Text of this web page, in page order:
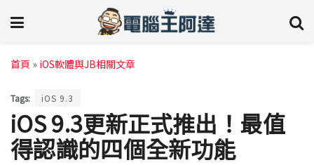
首頁 » iOS軟體與JB相關文章
Tags: iOS 9.3
iOS 9.3更新正式推出！最值
得認識的四個全新功能